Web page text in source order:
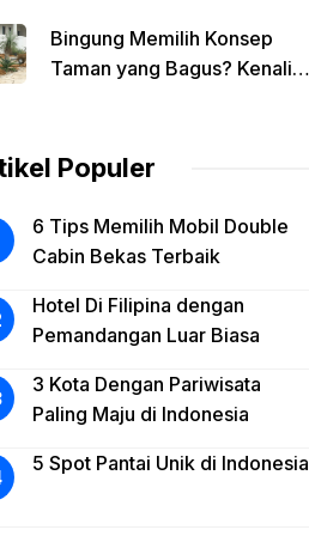
Terbaik
Bingung Memilih Konsep
Taman yang Bagus? Kenali
Populer
6 Tips Memilih Mobil Double
Cabin Bekas Terbaik
Hotel Di Filipina dengan
Pemandangan Luar Biasa
3 Kota Dengan Pariwisata
Paling Maju di Indonesia
5 Spot Pantai Unik di Indonesia